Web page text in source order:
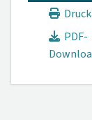
PDF-